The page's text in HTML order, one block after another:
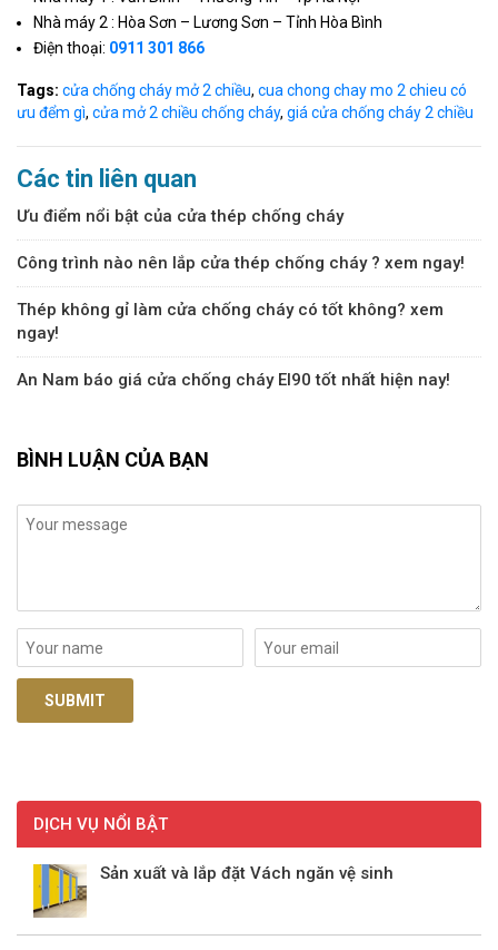
DỊCH VỤ NỔI BẬT
Sản xuất và lắp đặt Vách ngăn vệ sinh
Nhà máy 2 : Hòa Sơn – Lương Sơn – Tỉnh Hòa Bình
Điện thoại: 0911 301 866
Tags: cửa chống cháy mở 2 chiều, cua chong chay mo 2 chieu có
ưu đểm gì, cửa mở 2 chiều chống cháy, giá cửa chống cháy 2 chiều
Các tin liên quan
Ưu điểm nổi bật của cửa thép chống cháy
Công trình nào nên lắp cửa thép chống cháy ? xem ngay!
Thép không gỉ làm cửa chống cháy có tốt không? xem
ngay!
An Nam báo giá cửa chống cháy EI90 tốt nhất hiện nay!
BÌNH LUẬN CỦA BẠN